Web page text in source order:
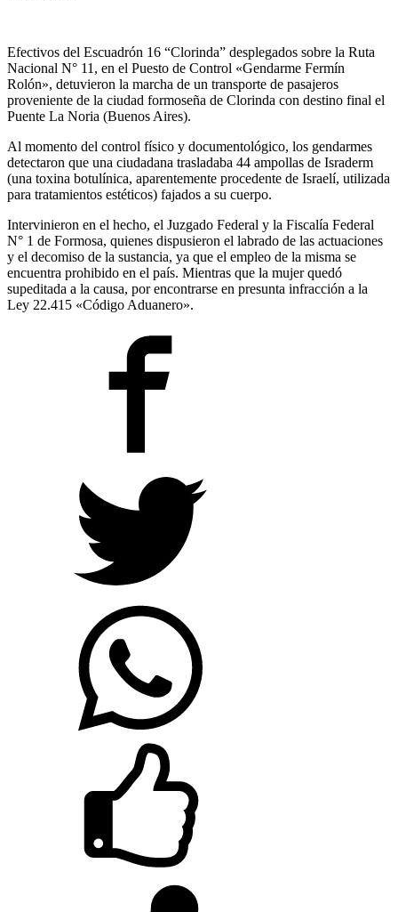
Efectivos del Escuadrón 16 “Clorinda” desplegados sobre la Ruta
Nacional N° 11, en el Puesto de Control «Gendarme Fermín
Rolón», detuvieron la marcha de un transporte de pasajeros
proveniente de la ciudad formoseña de Clorinda con destino final el
Puente La Noria (Buenos Aires).
Al momento del control físico y documentológico, los gendarmes
detectaron que una ciudadana trasladaba 44 ampollas de Israderm
(una toxina botulínica, aparentemente procedente de Israelí, utilizada
para tratamientos estéticos) fajados a su cuerpo.
Intervinieron en el hecho, el Juzgado Federal y la Fiscalía Federal
N° 1 de Formosa, quienes dispusieron el labrado de las actuaciones
y el decomiso de la sustancia, ya que el empleo de la misma se
encuentra prohibido en el país. Mientras que la mujer quedó
supeditada a la causa, por encontrarse en presunta infracción a la
Ley 22.415 «Código Aduanero».